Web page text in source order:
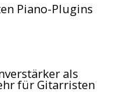
Piano-Plugins
als
für Gitarristen